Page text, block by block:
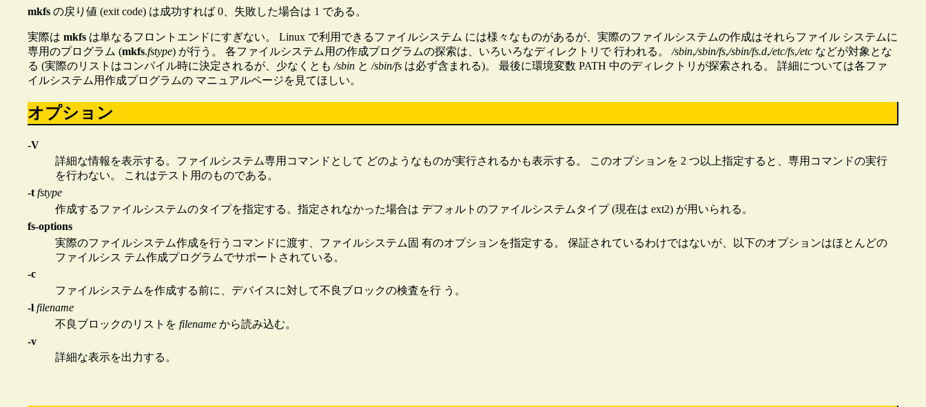
mkfs の戻り値 (exit code) は成功すれば 0、失敗した場合は 1 である。
実際はmkfs は単なるフロントエンドにすぎない。 Linux で利用できるファイルシステム には様々なものがあるが、実際のファイルシステムの作成はそれらファイル システムに
専用のプログラム (mkfs.fstype) が行う。 各ファイルシステム用の作成プログラムの探索は、いろいろなディレクトリで 行われる。/sbin,/sbin/fs,/sbin/fs.d,/etc/fs,/etc などが対象とな
る (実際のリストはコンパイル時に決定されるが、少なくとも/sbin と/sbin/fs は必ず含まれる)。 最後に環境変数 PATH 中のディレクトリが探索される。 詳細については各ファ
イルシステム用作成プログラムの マニュアルページを見てほしい。
オプション
-V
詳細な情報を表示する。ファイルシステム専用コマンドとして どのようなものが実行されるかも表示する。 このオプションを 2 つ以上指定すると、専用コマンドの実行
を行わない。 これはテスト用のものである。
-t fstype
作成するファイルシステムのタイプを指定する。指定されなかった場合は デフォルトのファイルシステムタイプ (現在は ext2) が用いられる。
fs-options
実際のファイルシステム作成を行うコマンドに渡す、ファイルシステム固 有のオプションを指定する。 保証されているわけではないが、以下のオプションはほとんどの
ファイルシス テム作成プログラムでサポートされている。
-c
ファイルシステムを作成する前に、デバイスに対して不良ブロックの検査を行 う。
-l filename
不良ブロックのリストをfilename から読み込む。
-v
詳細な表示を出力する。